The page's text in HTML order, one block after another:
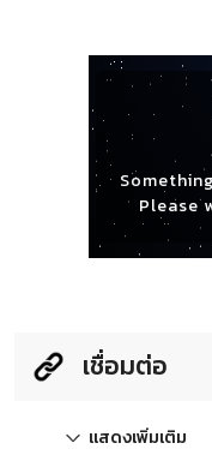
Please
เชื่อมต่อ
แสดงเพิ่มเติม